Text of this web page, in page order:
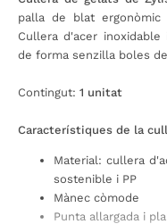
palla de blat
Cullera d'acer
de forma senzilla boles
Contingut: 1 unitat
Característiques de la
Material: cullera
sostenible i PP
Mànec còmode
Punta allargada i